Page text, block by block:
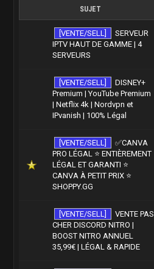
SUJET
[VENTE/SELL]
SERVEUR
IPTV HAUT DE GAMME | 4
SERVEURS
[VENTE/SELL]
DISNEY+
Premium | YouTube Premium
| Netflix 4k | Nordvpn et
IPvanish | 100% Légal
[VENTE/SELL]
✅CANVA
PRO LÉGAL ⭐ ENTIÈREMENT
LÉGAL ET GARANTI ⭐
CANVA À PETIT PRIX ⭐
SHOPPY.GG
[VENTE/SELL]
VENTE PAS
CHER DISCORD NITRO |
BOOST NITRO ANNUEL
35,99€ | LÉGAL & RAPIDE